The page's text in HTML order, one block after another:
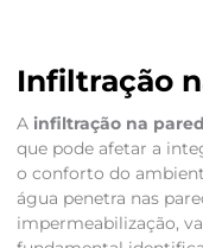
Infiltração
A infiltração na
que pode afetar a
o conforto do
água penetra nas
impermeabilização,